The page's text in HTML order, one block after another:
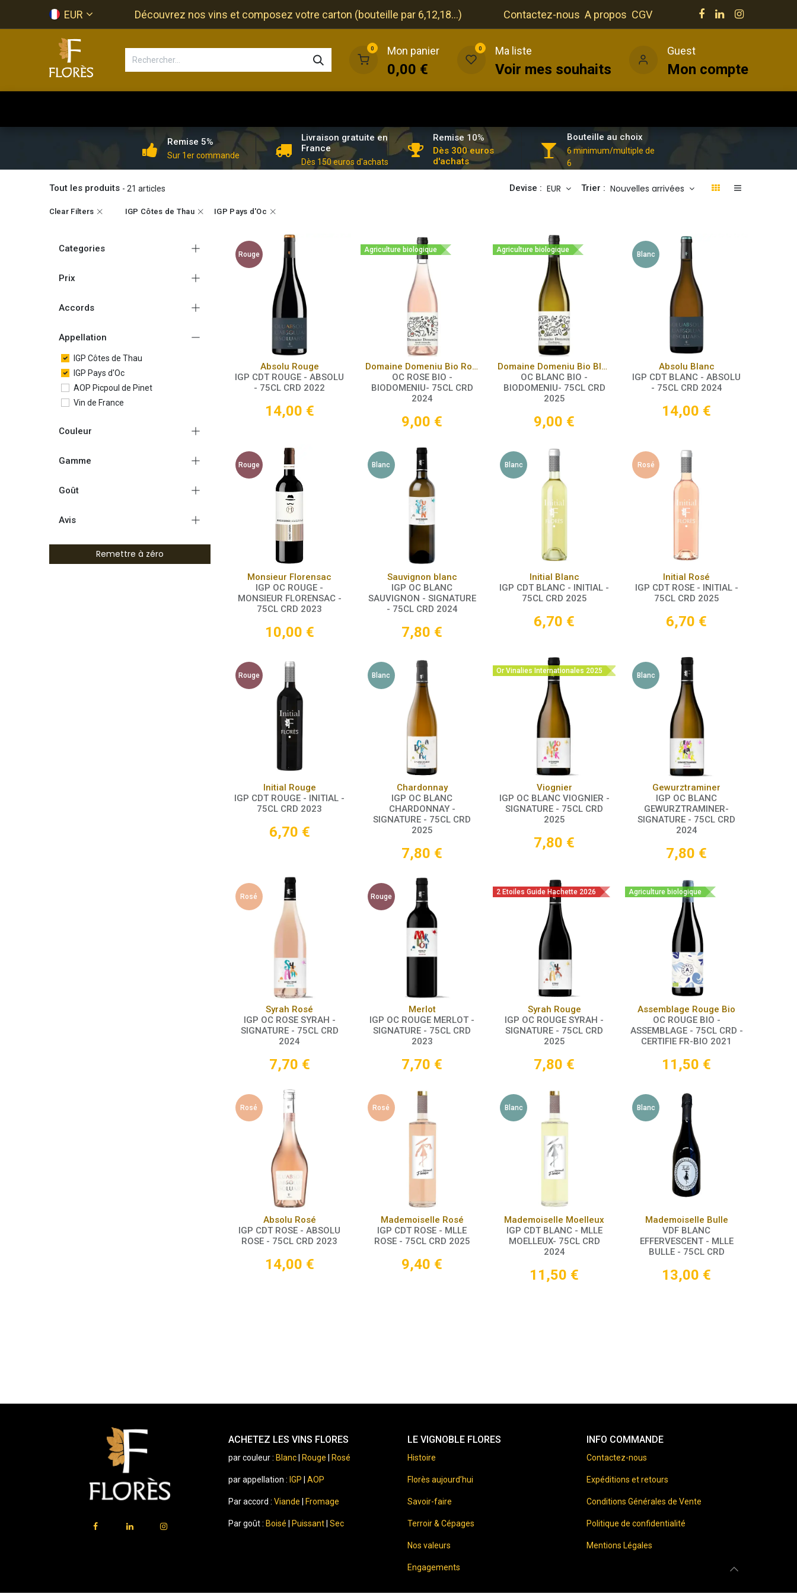
EUR Découvrez nos vins et composez votre carton (bouteille par 6,12,18...) Contactez-nous A propos CGV
0 Mon panier
0,00 €
0 Ma liste
Voir mes souhaits
Guest
Mon compte
Remise 5%
Sur 1er commande
Livraison gratuite en
France
Dès 150 euros d'achats
Remise 10%
Dès 300 euros
d'achats
Bouteille au choix
6 minimum/multiple de
6
Tout les produits - 21 articles Devise : EUR Trier : Nouvelles arrivées
Clear Filters IGP Côtes de Thau IGP Pays d'Oc
Categories
Prix
Accords
Appellation
IGP Côtes de Thau
IGP Pays d'Oc
AOP Picpoul de Pinet
Vin de France
Couleur
Gamme
Goût
Avis
Remettre à zéro
Rouge
Panier
Absolu Rouge
IGP CDT ROUGE - ABSOLU
- 75CL CRD 2022
14,00 €
Agriculture biologique
Panier
Domaine Domeniu Bio Rosé
OC ROSE BIO -
BIODOMENIU- 75CL CRD
2024
9,00 €
Agriculture biologique
Panier
Domaine Domeniu Bio Blanc
OC BLANC BIO -
BIODOMENIU- 75CL CRD
2025
9,00 €
Blanc
Panier
Absolu Blanc
IGP CDT BLANC - ABSOLU
- 75CL CRD 2024
14,00 €
Rouge
Panier
Monsieur Florensac
IGP OC ROUGE -
MONSIEUR FLORENSAC -
75CL CRD 2023
10,00 €
Blanc
Panier
Sauvignon blanc
IGP OC BLANC
SAUVIGNON - SIGNATURE
- 75CL CRD 2024
7,80 €
Blanc
Panier
Initial Blanc
IGP CDT BLANC - INITIAL -
75CL CRD 2025
6,70 €
Rosé
Panier
Initial Rosé
IGP CDT ROSE - INITIAL -
75CL CRD 2025
6,70 €
Rouge
Panier
Initial Rouge
IGP CDT ROUGE - INITIAL -
75CL CRD 2023
6,70 €
Blanc
Panier
Chardonnay
IGP OC BLANC
CHARDONNAY -
SIGNATURE - 75CL CRD
2025
7,80 €
Or Vinalies Internationales 2025
Panier
Viognier
IGP OC BLANC VIOGNIER -
SIGNATURE - 75CL CRD
2025
7,80 €
Blanc
Panier
Gewurztraminer
IGP OC BLANC
GEWURZTRAMINER-
SIGNATURE - 75CL CRD
2024
7,80 €
Rosé
Panier
Syrah Rosé
IGP OC ROSE SYRAH -
SIGNATURE - 75CL CRD
2024
7,70 €
Rouge
Panier
Merlot
IGP OC ROUGE MERLOT -
SIGNATURE - 75CL CRD
2023
7,70 €
2 Etoiles Guide Hachette 2026
Panier
Syrah Rouge
IGP OC ROUGE SYRAH -
SIGNATURE - 75CL CRD
2025
7,80 €
Agriculture biologique
Panier
Assemblage Rouge Bio
OC ROUGE BIO -
ASSEMBLAGE - 75CL CRD -
CERTIFIE FR-BIO 2021
11,50 €
Rosé
Panier
Absolu Rosé
IGP CDT ROSE - ABSOLU
ROSE - 75CL CRD 2023
14,00 €
Rosé
Panier
Mademoiselle Rosé
IGP CDT ROSE - MLLE
ROSE - 75CL CRD 2025
9,40 €
Blanc
Panier
Mademoiselle Moelleux
IGP CDT BLANC - MLLE
MOELLEUX- 75CL CRD
2024
11,50 €
Blanc
Panier
Mademoiselle Bulle
VDF BLANC
EFFERVESCENT - MLLE
BULLE - 75CL CRD
13,00 €
ACHETEZ LES VINS FLORES
par couleur : Blanc| Rouge Rosé
par appellation : IGP AOP
Par accord : Viande Fromage
Par goût : Boisé Puissant Sec
LE VIGNOBLE FLORES
Histoire
Florès aujourd’hui
Savoir-faire
Terroir & Cépages
Nos valeurs
Engagements
INFO COMMANDE
Contactez-nous
Expéditions et retours
Conditions Générales de Vente
Politique de confidentialité
Mentions Légales